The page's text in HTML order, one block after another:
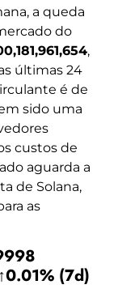
a queda
do
,
últimas 24
é de
sido uma
custos de
aguarda a
de Solana,
as
(7d)